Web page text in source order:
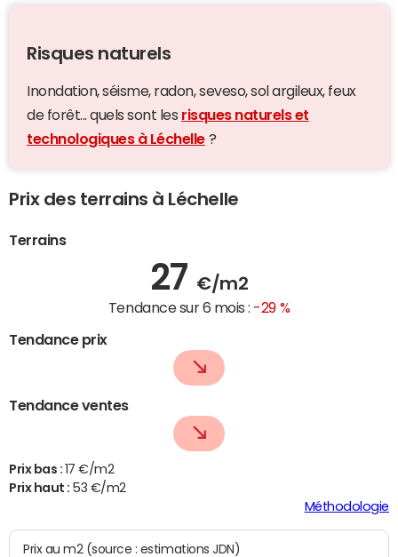
Risques naturels
Inondation, séisme, radon, seveso, sol argileux, feux
de forêt... quels sont les risques naturels et
technologiques à Léchelle ?
Prix des terrains à Léchelle
Terrains
27 €/m2
Tendance sur 6 mois : -29 %
Tendance prix
Tendance ventes
Prix bas : 17 €/m2
Prix haut : 53 €/m2
Méthodologie
Prix au m2 (source : estimations JDN)